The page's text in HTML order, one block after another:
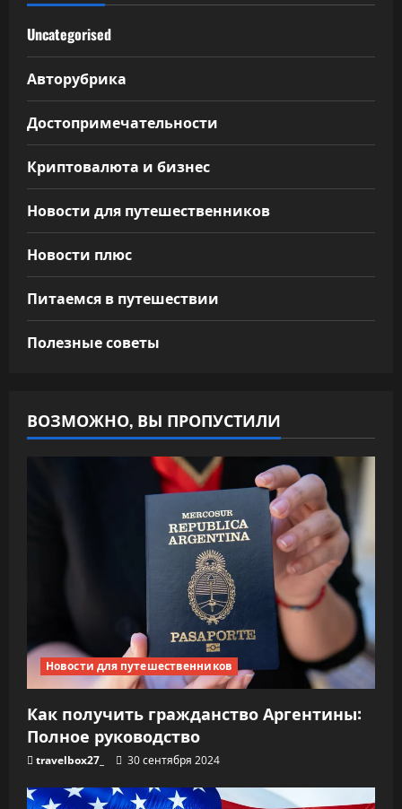
Uncategorised
Авторубрика
Достопримечательности
Криптовалюта и бизнес
Новости для путешественников
Новости плюс
Питаемся в путешествии
Полезные советы
ВОЗМОЖНО, ВЫ ПРОПУСТИЛИ
Новости для путешественников
Как получить гражданство Аргентины:
Полное руководство
travelbox27_ 30 сентября 2024